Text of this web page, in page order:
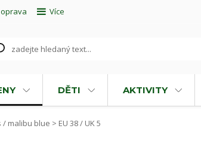
Více
DĚTI AKTIVITY
malibu blue > EU 38 / UK 5